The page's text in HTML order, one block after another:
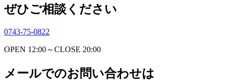
ぜひご相談ください
0743-75-0822
OPEN 12:00～CLOSE 20:00
メールでのお問い合わせは